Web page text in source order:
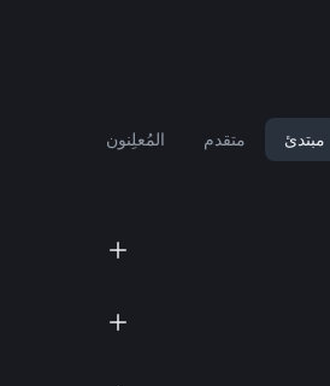
مبتدئ متقدم المُعلِنون